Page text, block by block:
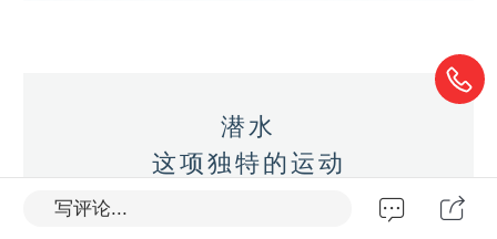
潜水
这项独特的运动
写评论...